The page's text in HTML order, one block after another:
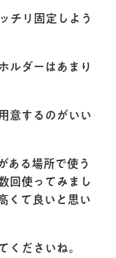
チリ固定しよう
ルダーはあまり
意するのがいい
ある場所で使う
回使ってみまし
くて良いと思い
くださいね。